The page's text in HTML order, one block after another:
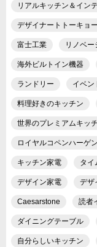
リアルキッチン＆イン
デザイナートトーキョ
富士工業 リノベー
海外ビルトイン機器
ランドリー イベン
料理好きのキッチン
世界のプレミアムキッ
ロイヤルコペンハーゲン
キッチン家電 タイ
デザイン家電 デザ
Caesarstone 読者
ダイニングテーブル
自分らしいキッチン